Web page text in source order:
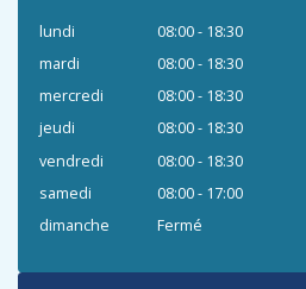
lundi
08:00 - 18:30
mardi
08:00 - 18:30
mercredi
08:00 - 18:30
jeudi
08:00 - 18:30
vendredi
08:00 - 18:30
samedi
08:00 - 17:00
dimanche
Fermé